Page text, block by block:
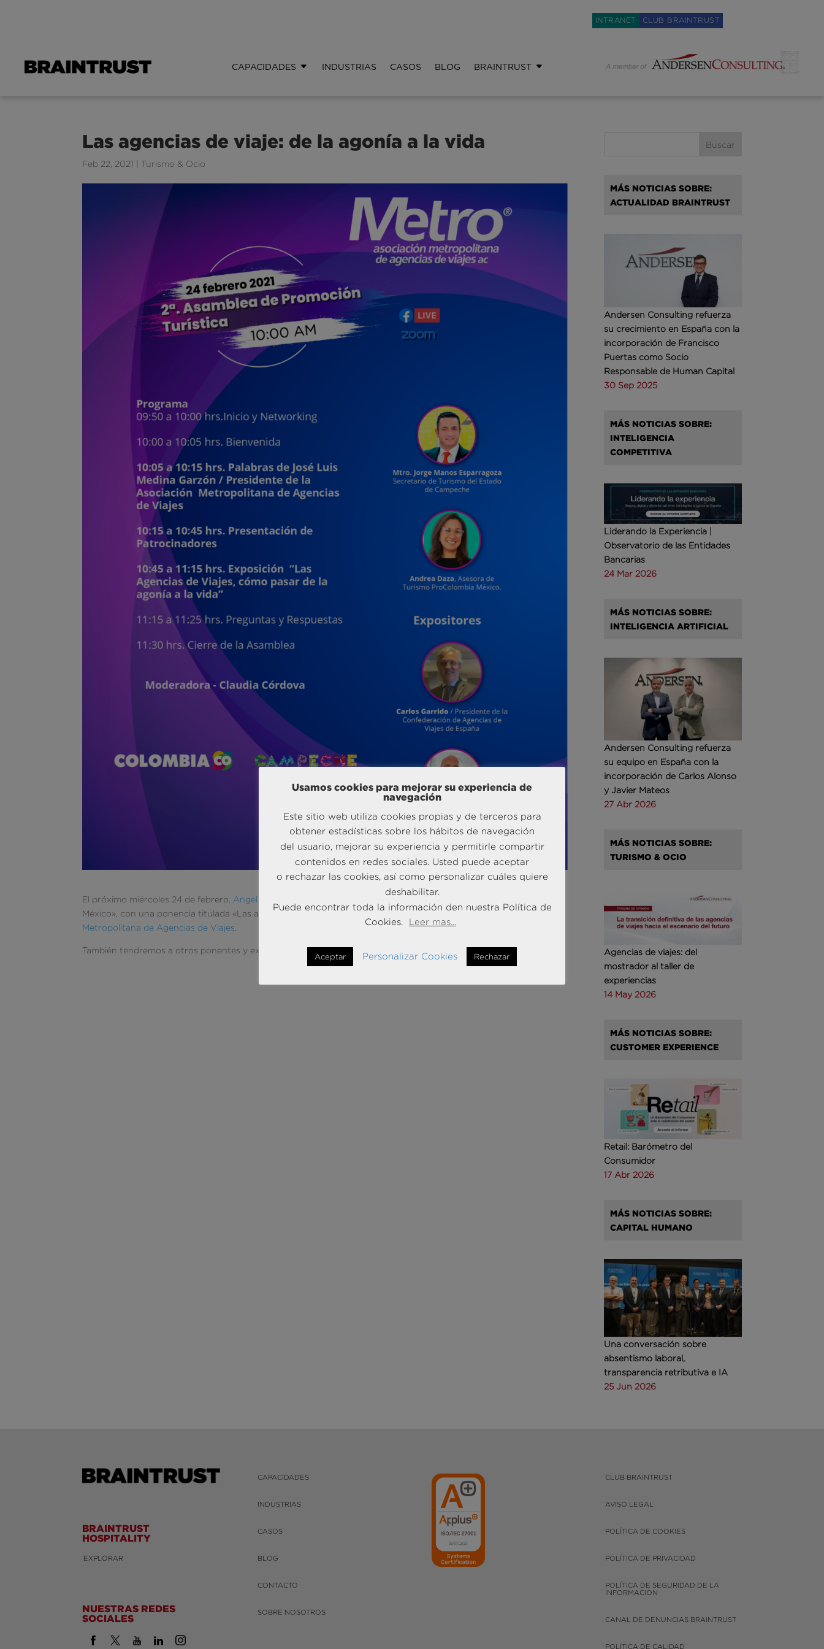
INTRANET CLUB BRAINTRUST
CAPACIDADES INDUSTRIAS CASOS BLOG BRAINTRUST
Las agencias de viaje: de la agonía a la vida
Feb 22, 2021 Turismo & Ocio
El próximo miércoles 24 de febrero, Angel Garcia Butragueño
participará en la «Asamblea de agencias de viajes de
México», con una ponencia titulada «Las agencias de viaje: de la agonía a la vida». Organizado por la Asociación
Metropolitana de Agencias de Viajes
También tendremos a otros ponentes y expositores comoAndrea Daza Aldana Andrea Daza Aldana.
MÁS NOTICIAS SOBRE:
ACTUALIDAD BRAINTRUST
Andersen Consulting refuerza
su crecimiento en España con la
incorporación de Francisco
Puertas como Socio
Responsable de Human Capital
30 Sep 2025
MÁS NOTICIAS SOBRE:
INTELIGENCIA
COMPETITIVA
Liderando la Experiencia |
Observatorio de las Entidades
Bancarias
24 Mar 2026
MÁS NOTICIAS SOBRE:
INTELIGENCIA ARTIFICIAL
Andersen Consulting refuerza
su equipo en España con la
incorporación de Carlos Alonso
y Javier Mateos
27 Abr 2026
MÁS NOTICIAS SOBRE:
TURISMO & OCIO
Agencias de viajes: del
mostrador al taller de
experiencias
14 May 2026
MÁS NOTICIAS SOBRE:
CUSTOMER EXPERIENCE
Retail: Barómetro del
Consumidor
17 Abr 2026
MÁS NOTICIAS SOBRE:
CAPITAL HUMANO
Una conversación sobre
absentismo laboral,
transparencia retributiva e IA
25 Jun 2026
BRAINTRUST
HOSPITALITY
EXPLORAR
NUESTRAS REDES
SOCIALES
CAPACIDADES
INDUSTRIAS
CASOS
BLOG
CONTACTO
SOBRE NOSOTROS
CLUB BRAINTRUST
AVISO LEGAL
POLÍTICA DE COOKIES
POLÍTICA DE PRIVACIDAD
POLÍTICA DE SEGURIDAD DE LA
INFORMACION
CANAL DE DENUNCIAS BRAINTRUST
POLÍTICA DE CALIDAD
Usamos cookies para mejorar su experiencia de
navegación
Este sitio web utiliza cookies propias y de terceros para
obtener estadísticas sobre los hábitos de navegación
del usuario, mejorar su experiencia y permitirle compartir
contenidos en redes sociales. Usted puede aceptar
o rechazar las cookies, así como personalizar cuáles quiere
deshabilitar.
Puede encontrar toda la información den nuestra Política de
Cookies.
Leer mas...
Aceptar Personalizar Cookies Rechazar